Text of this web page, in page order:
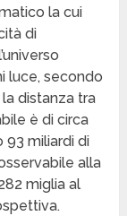
la cui
di
luce, secondo
distanza tra
è di circa
93 miliardi di
alla
miglia al